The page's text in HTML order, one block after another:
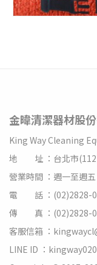
金暐清潔器材股
King Way Cleaning
地 址 ：台北市
營業時間 ：週一至週
電 話 ：(02)2828-
傳 真 ：(02)2828-
客服信箱 ：
LINE ID ：